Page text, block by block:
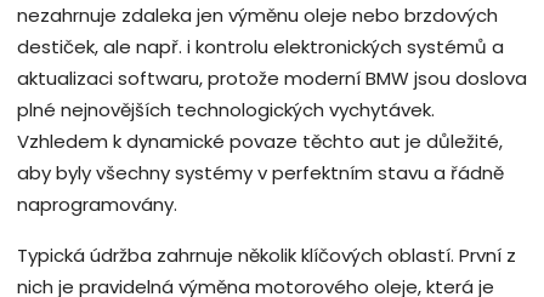
nezahrnuje zdaleka jen výměnu oleje nebo brzdových
destiček, ale např. i kontrolu elektronických systémů a
aktualizaci softwaru, protože moderní BMW jsou doslova
plné nejnovějších technologických vychytávek.
Vzhledem k dynamické povaze těchto aut je důležité,
aby byly všechny systémy v perfektním stavu a řádně
naprogramovány.
Typická údržba zahrnuje několik klíčových oblastí. První z
nich je pravidelná výměna motorového oleje, která je